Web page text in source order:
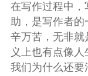
在写作过程中，
助，是写作者的
辛万苦，无非
义上也有点像
我们为什么还要